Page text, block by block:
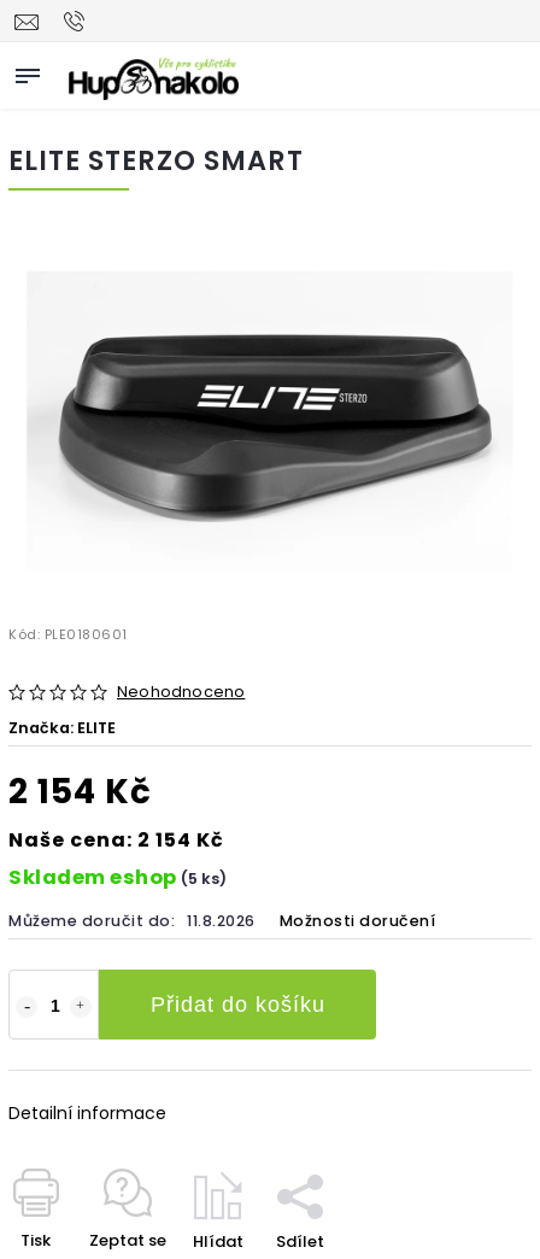
ELITE STERZO SMART
Kód: PLE0180601
Neohodnoceno
Značka: ELITE
2 154 Kč
Naše cena: 2 154 Kč
Skladem eshop (5 ks)
Můžeme doručit do: 11.8.2026 Možnosti doručení
Přidat do košíku
Detailní informace
Tisk Zeptat se Hlídat Sdílet